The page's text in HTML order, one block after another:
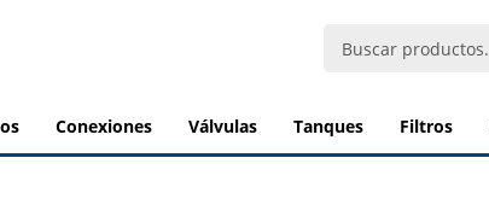
conexiones válvulas tanques filtros